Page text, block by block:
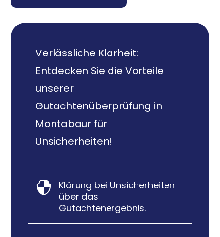
Verlässliche Klarheit:
Entdecken Sie die Vorteile
unserer
Gutachtenüberprüfung in
Montabaur für
Unsicherheiten!

Klärung bei Unsicherheiten
über das
Gutachtenergebnis.